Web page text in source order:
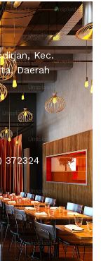
Kec.
Daerah
372324